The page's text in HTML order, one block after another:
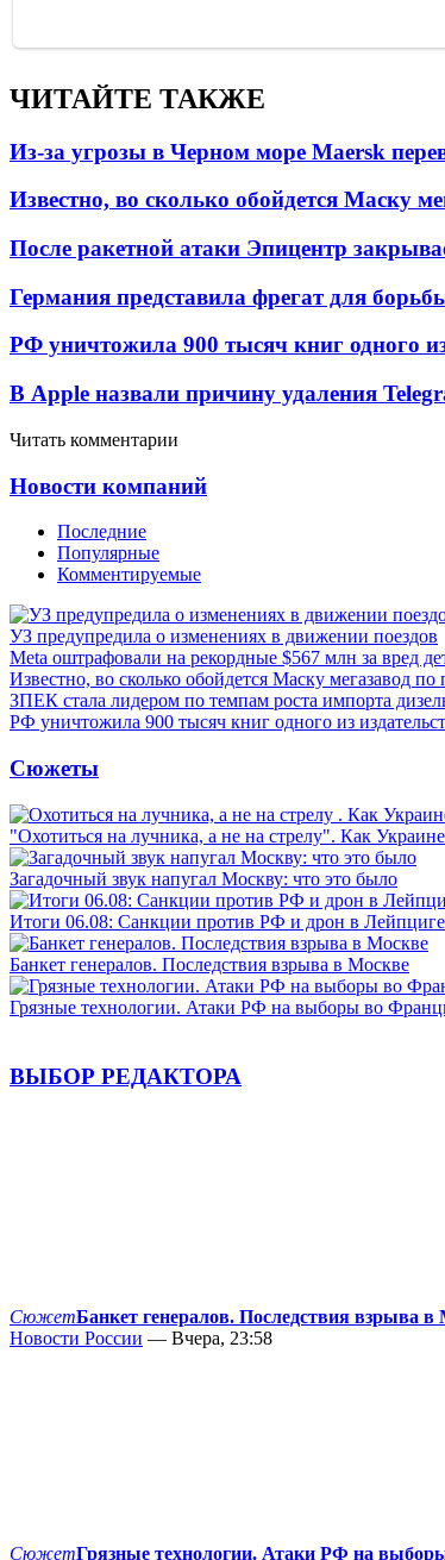
ЧИТАЙТЕ ТАКЖЕ
Из-за угрозы в Черном море Maersk
Известно, во сколько обойдется Маску
После ракетной атаки Эпицентр
Германия представила фрегат для
РФ уничтожила 900 тысяч книг одного из
В Apple назвали причину удаления
Читать комментарии
Новости компаний
Последние
Популярные
Комментируемые
УЗ предупредила о изменениях в движении поездов
Meta оштрафовали на рекордные $567 млн за вред
Известно, во сколько обойдется Маску мегазавод по
ЗПЕК стала лидером по темпам роста импорта
РФ уничтожила 900 тысяч книг одного из
Сюжеты
"Охотиться на лучника, а не на стрелу". Как
Загадочный звук напугал Москву: что это было
Итоги 06.08: Санкции против РФ и дрон в Лейпциге
Банкет генералов. Последствия взрыва в Москве
Грязные технологии. Атаки РФ на выборы во
ВЫБОР РЕДАКТОРА
СюжетБанкет генералов. Последствия взрыва в
Новости России — Вчера, 23:58
СюжетГрязные технологии. Атаки РФ на